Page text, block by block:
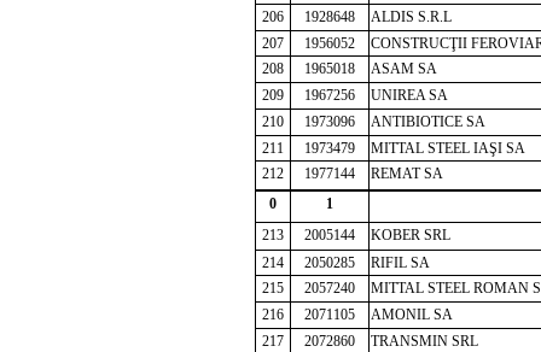
206
1928648
ALDIS S.R.L
207
1956052
CONSTRUCŢII
208
1965018
ASAM SA
209
1967256
UNIREA SA
210
1973096
ANTIBIOTICE SA
211
1973479
MITTAL STEEL IAŞI SA
212
1977144
REMAT SA
0
1
213
2005144
KOBER SRL
214
2050285
RIFIL SA
215
2057240
MITTAL STEEL ROMAN
216
2071105
AMONIL SA
217
2072860
TRANSMIN SRL